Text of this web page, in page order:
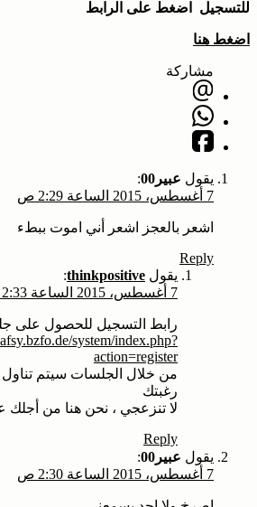
للتسجيل اضغط على الرابط
اضغط هنا
مشاركة
يقول عبير00
:
7 أغسطس، 2015 الساعة 2:29 ص
اشعر بالعجز اشعر أني اموت ببطء
Reply
يقول thinkpositive
:
7 أغسطس، 2015 الساعة 2:33 ص
رابط التسجيل للحصول على
system/index.php?
action=register
من خلال الجلسات سيتم
رغبتك
لا تنزعجي ، نحن هنا من أجلك
Reply
يقول عبير00
:
7 أغسطس، 2015 الساعة 2:30 ص